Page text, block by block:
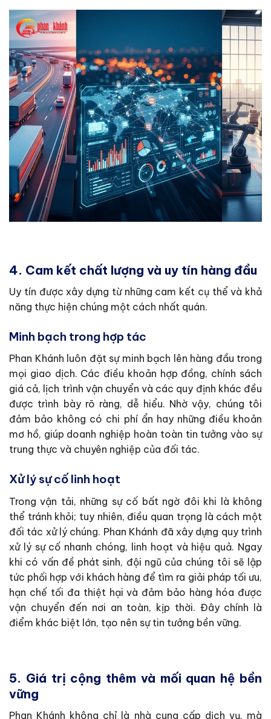
4. Cam kết chất lượng và uy tín hàng đầu
Uy tín được xây dựng từ những cam kết cụ thể và khả
năng thực hiện chúng một cách nhất quán.
Minh bạch trong hợp tác
Phan Khánh luôn đặt sự minh bạch lên hàng đầu trong
mọi giao dịch. Các điều khoản hợp đồng, chính sách
giá cả, lịch trình vận chuyển và các quy định khác đều
được trình bày rõ ràng, dễ hiểu. Nhờ vậy, chúng tôi
đảm bảo không có chi phí ẩn hay những điều khoản
mơ hồ, giúp doanh nghiệp hoàn toàn tin tưởng vào sự
trung thực và chuyên nghiệp của đối tác.
Xử lý sự cố linh hoạt
Trong vận tải, những sự cố bất ngờ đôi khi là không
thể tránh khỏi; tuy nhiên, điều quan trọng là cách một
đối tác xử lý chúng. Phan Khánh đã xây dựng quy trình
xử lý sự cố nhanh chóng, linh hoạt và hiệu quả. Ngay
khi có vấn đề phát sinh, đội ngũ của chúng tôi sẽ lập
tức phối hợp với khách hàng để tìm ra giải pháp tối ưu,
hạn chế tối đa thiệt hại và đảm bảo hàng hóa được
vận chuyển đến nơi an toàn, kịp thời. Đây chính là
điểm khác biệt lớn, tạo nên sự tin tưởng bền vững.
5. Giá trị cộng thêm và mối quan hệ bền
vững
Phan Khánh không chỉ là nhà cung cấp dịch vụ, mà